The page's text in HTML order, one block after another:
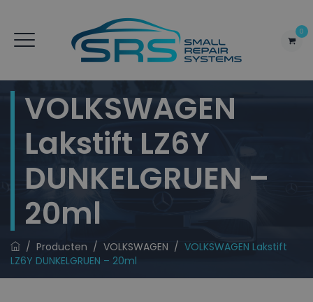
0
VOLKSWAGEN
Lakstift LZ6Y
DUNKELGRUEN –
20ml
/ Producten / VOLKSWAGEN / VOLKSWAGEN Lakstift
LZ6Y DUNKELGRUEN – 20ml